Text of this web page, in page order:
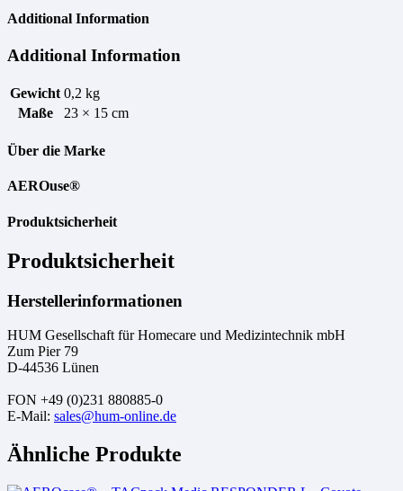
Additional Information
Additional Information
Gewicht 0,2 kg
Maße
23 × 15 cm
Über die Marke
AEROuse®
Produktsicherheit
Produktsicherheit
Herstellerinformationen
HUM Gesellschaft für Homecare und Medizintechnik mbH
Zum Pier 79
D-44536 Lünen
FON +49 (0)231 880885-0
E-Mail: sales@hum-online.de
Ähnliche Produkte